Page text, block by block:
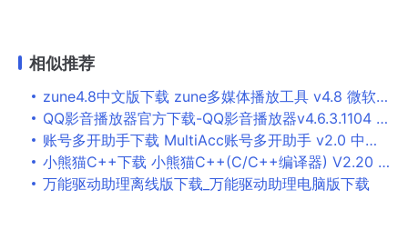
相似推荐
zune4.8中文版下载 zune多媒体播放工具 v4.8 微软中文官方免费版
QQ影音播放器官方下载-QQ影音播放器v4.6.3.1104 官方版
账号多开助手下载 MultiAcc账号多开助手 v2.0 中文免装版
小熊猫C++下载 小熊猫C++(C/C++编译器) V2.20 官方安装版 win64
万能驱动助理离线版下载_万能驱动助理电脑版下载